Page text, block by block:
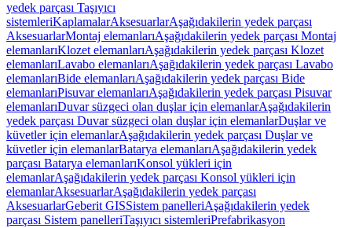
yedek parçası Taşıyıcı
sistemleriKaplamalarAksesuarlarAşağıdakilerin yedek parçası
AksesuarlarMontaj elemanlarıAşağıdakilerin yedek parçası Montaj
elemanlarıKlozet elemanlarıAşağıdakilerin yedek parçası Klozet
elemanlarıLavabo elemanlarıAşağıdakilerin yedek parçası Lavabo
elemanlarıBide elemanlarıAşağıdakilerin yedek parçası Bide
elemanlarıPisuvar elemanlarıAşağıdakilerin yedek parçası Pisuvar
elemanlarıDuvar süzgeci olan duşlar için elemanlarAşağıdakilerin
yedek parçası Duvar süzgeci olan duşlar için elemanlarDuşlar ve
küvetler için elemanlarAşağıdakilerin yedek parçası Duşlar ve
küvetler için elemanlarBatarya elemanlarıAşağıdakilerin yedek
parçası Batarya elemanlarıKonsol yükleri için
elemanlarAşağıdakilerin yedek parçası Konsol yükleri için
elemanlarAksesuarlarAşağıdakilerin yedek parçası
AksesuarlarGeberit GISSistem panelleriAşağıdakilerin yedek
parçası Sistem panelleriTaşıyıcı sistemleriPrefabrikasyon